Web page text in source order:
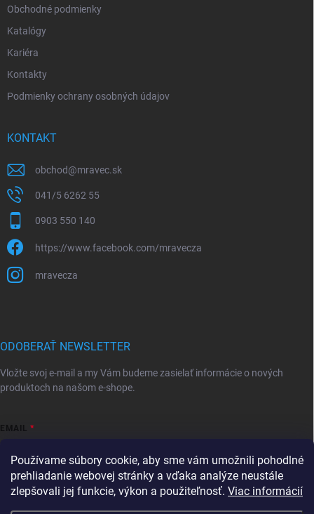
Používame súbory cookie, aby sme vám umožnili pohodlné
prehliadanie webovej stránky a vďaka analýze neustále
zlepšovali jej funkcie, výkon a použiteľnosť. Viac informácií
Obchodné podmienky
Katalógy
Kariéra
Kontakty
Podmienky ochrany osobných údajov
KONTAKT
obchod@mravec.sk
041/5 6262 55
0903 550 140
https://www.facebook.com/mravecza
mravecza
ODOBERAŤ NEWSLETTER
Vložte svoj e-mail a my Vám budeme zasielať informácie o nových
produktoch na našom e-shope.
EMAIL
Vložením e-mailu súhlasíte spodmienkami ochrany osobných údajov